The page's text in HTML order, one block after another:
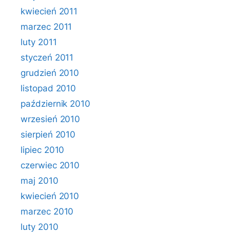
kwiecień 2011
marzec 2011
luty 2011
styczeń 2011
grudzień 2010
listopad 2010
październik 2010
wrzesień 2010
sierpień 2010
lipiec 2010
czerwiec 2010
maj 2010
kwiecień 2010
marzec 2010
luty 2010